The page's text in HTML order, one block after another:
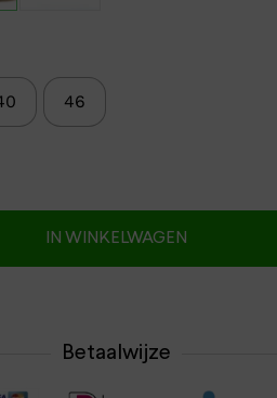
46
IN WINKELWAGEN
Betaalwijze